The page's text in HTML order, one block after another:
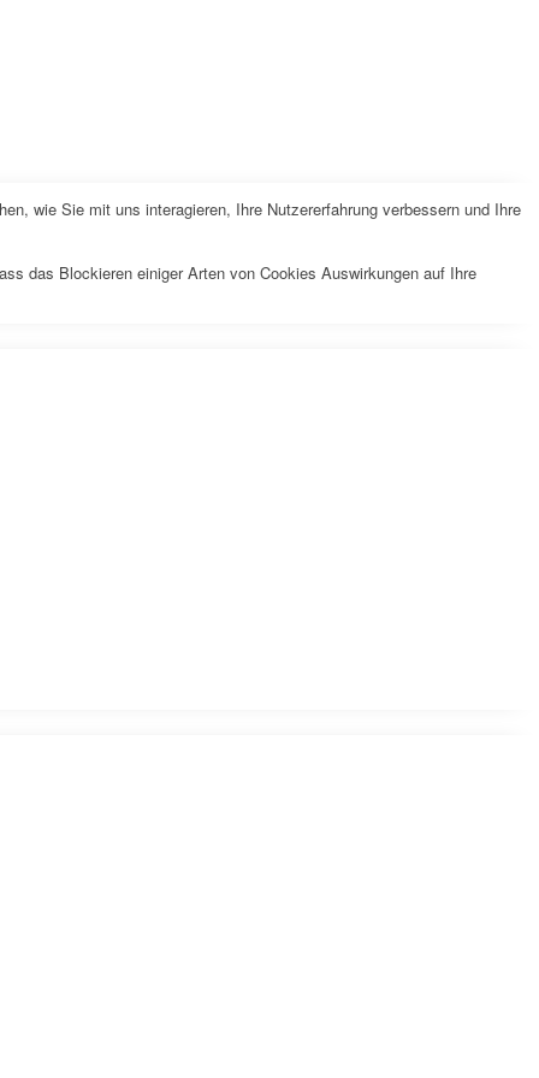
wie Sie mit uns interagieren, Ihre Nutzererfahrung verbessern und Ihre
das Blockieren einiger Arten von Cookies Auswirkungen auf Ihre